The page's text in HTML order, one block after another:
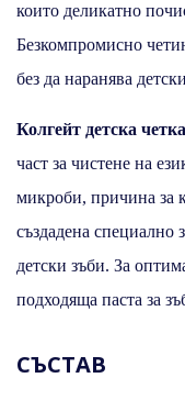
които деликатно
Безкомпромисно
без да наранява
Колгейт детска
част за чистене на
микроби, причина за
създадена специално
детски зъби. За
подходяща паста за
СЪСТАВ